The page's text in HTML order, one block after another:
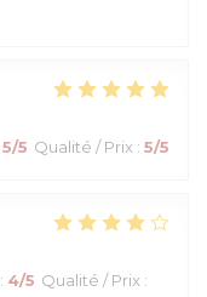
5/5 Qualité / Prix : 5/5
: 4/5 Qualité / Prix :